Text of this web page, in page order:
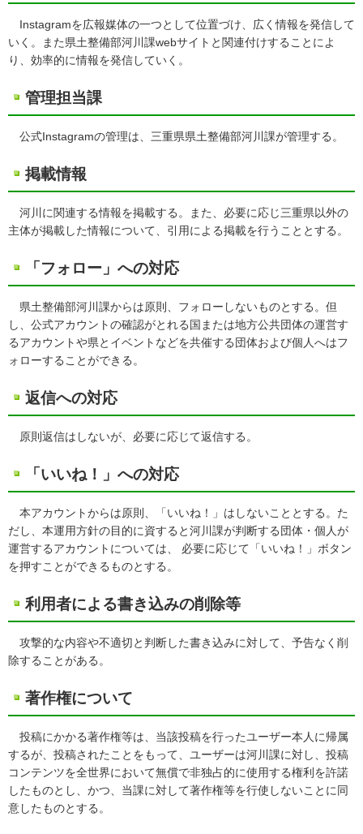
Instagramを広報媒体の一つとして位置づけ、広く情報を発信して
いく。また県土整備部河川課webサイトと関連付けすることによ
り、効率的に情報を発信していく。
管理担当課
公式Instagramの管理は、三重県県土整備部河川課が管理する。
掲載情報
河川に関連する情報を掲載する。また、必要に応じ三重県以外の
主体が掲載した情報について、引用による掲載を行うこととする。
「フォロー」への対応
県土整備部河川課からは原則、フォローしないものとする。但
し、公式アカウントの確認がとれる国または地方公共団体の運営す
るアカウントや県とイベントなどを共催する団体および個人へはフ
ォローすることができる。
返信への対応
原則返信はしないが、必要に応じて返信する。
「いいね！」への対応
本アカウントからは原則、「いいね！」はしないこととする。た
だし、本運用方針の目的に資すると河川課が判断する団体・個人が
運営するアカウントについては、 必要に応じて「いいね！」ボタン
を押すことができるものとする。
利用者による書き込みの削除等
攻撃的な内容や不適切と判断した書き込みに対して、予告なく削
除することがある。
著作権について
投稿にかかる著作権等は、当該投稿を行ったユーザー本人に帰属
するが、投稿されたことをもって、ユーザーは河川課に対し、投稿
コンテンツを全世界において無償で非独占的に使用する権利を許諾
したものとし、かつ、当課に対して著作権等を行使しないことに同
意したものとする。